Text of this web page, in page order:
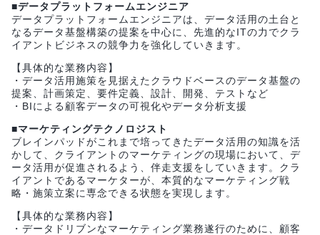
■データプラットフォームエンジニア
データプラットフォームエンジニアは、データ活用の土台と
なるデータ基盤構築の提案を中心に、先進的なITの力でクラ
イアントビジネスの競争力を強化していきます。
【具体的な業務内容】
・データ活用施策を見据えたクラウドベースのデータ基盤の
提案、計画策定、要件定義、設計、開発、テストなど
・BIによる顧客データの可視化やデータ分析支援
■マーケティングテクノロジスト
ブレインパッドがこれまで培ってきたデータ活用の知識を活
かして、クライアントのマーケティングの現場において、デ
ータ活用が促進されるよう、伴走支援をしていきます。クラ
イアントであるマーケターが、本質的なマーケティング戦
略・施策立案に専念できる状態を実現します。
【具体的な業務内容】
・データドリブンなマーケティング業務遂行のために、顧客